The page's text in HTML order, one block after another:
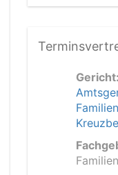
Gericht: